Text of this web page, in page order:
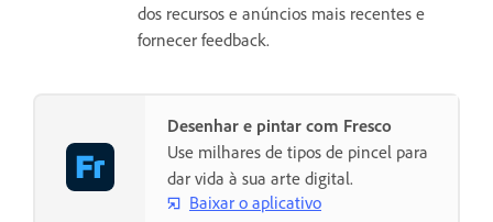
dos recursos e anúncios mais recentes e
fornecer feedback.
Desenhar e pintar com Fresco
Use milhares de tipos de pincel para
dar vida à sua arte digital.
Baixar o aplicativo